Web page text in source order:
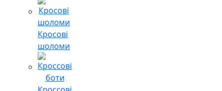
Кросові
шоломи